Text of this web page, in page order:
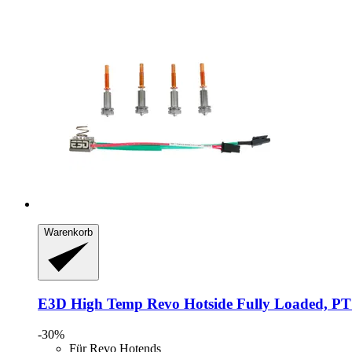
Warenkorb
E3D High Temp Revo Hotside Fully Loaded,
-30%
Für Revo Hotends